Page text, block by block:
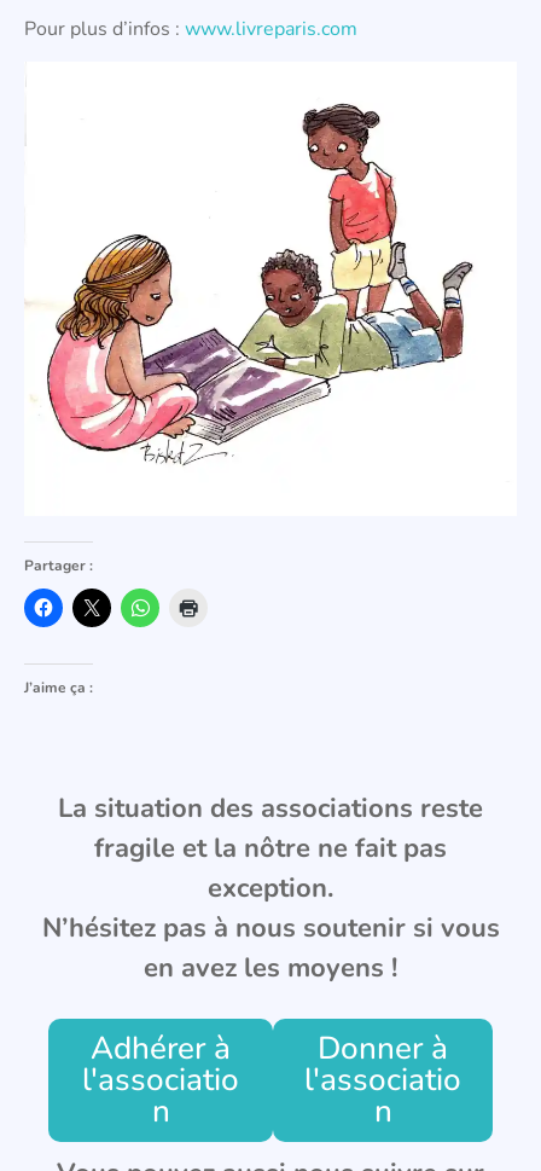
Pour plus d’infos : www.livreparis.com
Partager :
J’aime ça :
La situation des associations reste
fragile et la nôtre ne fait pas
exception.
N’hésitez pas à nous soutenir si vous
en avez les moyens !
Adhérer à
l'associatio
n
Donner à
l'associatio
n